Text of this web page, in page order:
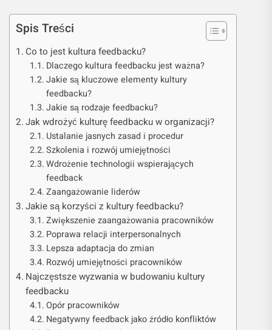
Spis Treści
Co to jest kultura feedbacku?
Dlaczego kultura feedbacku jest ważna?
Jakie są kluczowe elementy kultury
feedbacku?
Jakie są rodzaje feedbacku?
Jak wdrożyć kulturę feedbacku w organizacji?
Ustalanie jasnych zasad i procedur
Szkolenia i rozwój umiejętności
Wdrożenie technologii wspierających
feedback
Zaangażowanie liderów
Jakie są korzyści z kultury feedbacku?
Zwiększenie zaangażowania pracowników
Poprawa relacji interpersonalnych
Lepsza adaptacja do zmian
Rozwój umiejętności pracowników
Najczęstsze wyzwania w budowaniu kultury
feedbacku
Opór pracowników
Negatywny feedback jako źródło konfliktów